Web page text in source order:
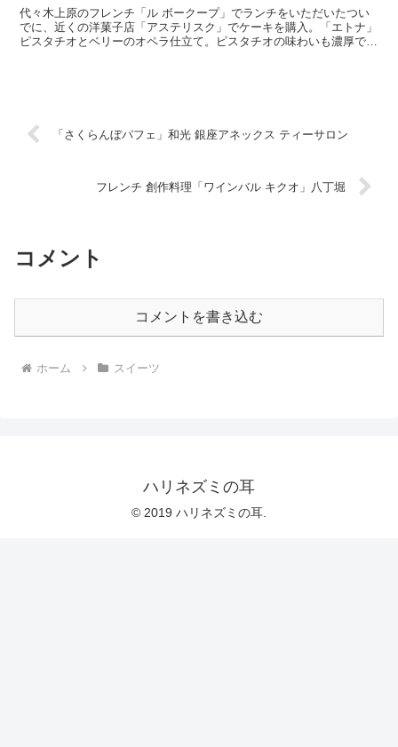
代々木上原のフレンチ「ル ボークープ」でランチをいただいたつい
でに、近くの洋菓子店「アステリスク」でケーキを購入。「エトナ」
ピスタチオとベリーのオペラ仕立て。ピスタチオの味わいも濃厚で旨
「さくらんぼパフェ」和光 銀座アネックス ティーサロン
フレンチ 創作料理「ワインバル キクオ」八丁堀
コメント
コメントを書き込む
ホーム スイーツ
ハリネズミの耳
© 2019 ハリネズミの耳.